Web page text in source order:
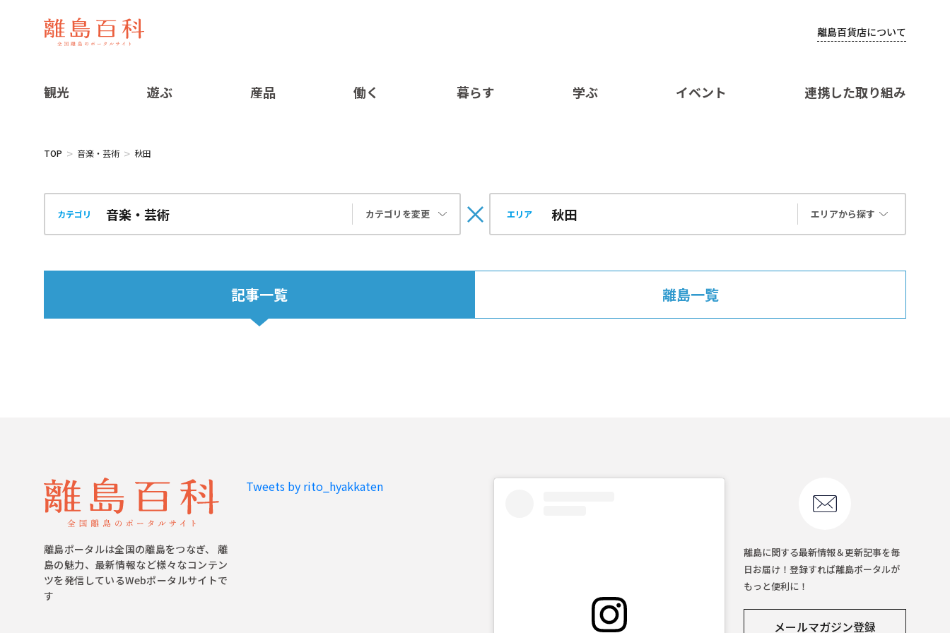
離島百貨店について
観光 遊ぶ 産品 働く 暮らす 学ぶ イベント 連携した取り組み
TOP 音楽・芸術 秋田
カテゴリ カテゴリを変更 エリア エリアから探す
記事一覧 離島一覧
離島ポータルは全国の離島をつなぎ、 離
島の魅力、最新情報など様々なコンテン
ツを発信しているWebポータルサイトで
す
Tweets by rito_hyakkaten
離島に関する最新情報＆更新記事を毎
日お届け！登録すれば離島ポータルが
もっと便利に！
メールマガジン登録